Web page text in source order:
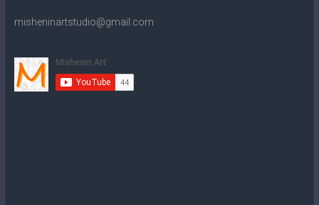
misheninartstudio@gmail.com